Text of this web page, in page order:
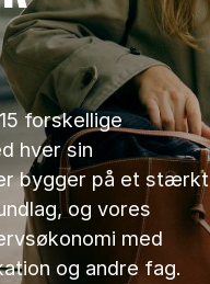
forskellige
hver sin
bygger på et stærkt
og vores
med
og andre fag.